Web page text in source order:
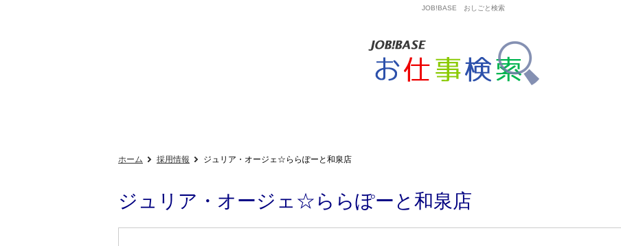
JOB!BASE おしごと検索
ホーム 採用情報 ジュリア・オージェ☆ららぽーと和泉店
ジュリア・オージェ☆ららぽーと和泉店